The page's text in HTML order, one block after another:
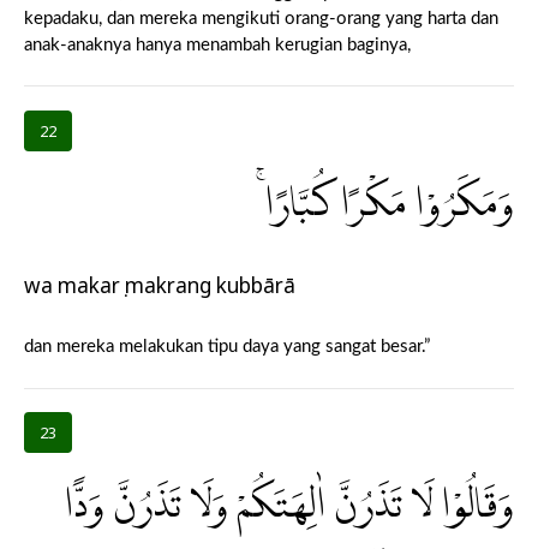
kepadaku, dan mereka mengikuti orang-orang yang harta dan
anak-anaknya hanya menambah kerugian baginya,
22
وَمَكَرُوْا مَكْرًا كُبَّارًاۚ
wa makarụ makrang kubbārā
dan mereka melakukan tipu daya yang sangat besar.”
23
وَقَالُوْا لَا تَذَرُنَّ اٰلِهَتَكُمْ وَلَا تَذَرُنَّ وَدًّا